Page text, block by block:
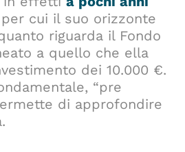
cui il suo orizzonte
riguarda il Fondo
a quello che ella
dei 10.000 €.
“pre
di approfondire